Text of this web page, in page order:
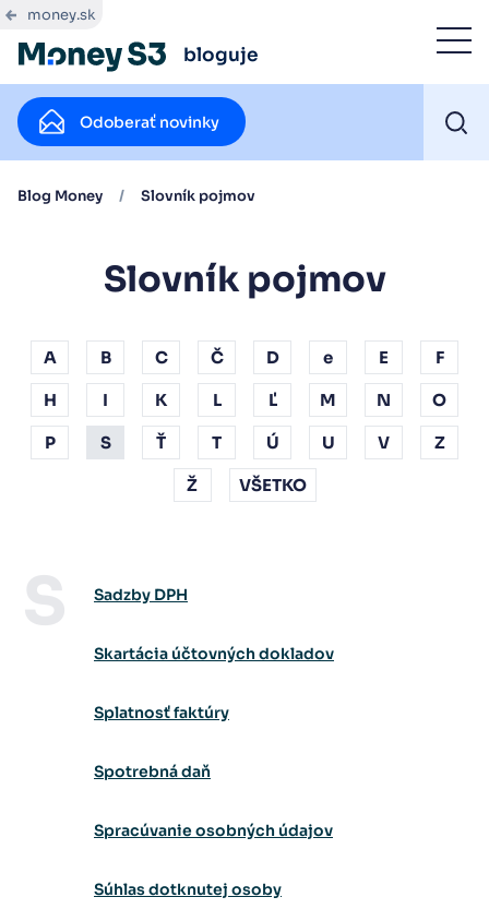
money.sk
bloguje
Odoberať novinky
Blog Money / Slovník pojmov
Slovník pojmov
A B C Č D e E F
H I K L Ľ M N O
P S Ť T Ú U V Z
Ž VŠETKO
S Sadzby DPH
Skartácia účtovných dokladov
Splatnosť faktúry
Spotrebná daň
Spracúvanie osobných údajov
Súhlas dotknutej osoby